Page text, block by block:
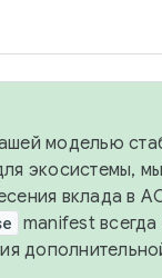
моделью
экосистемы,
вклада в
manifest